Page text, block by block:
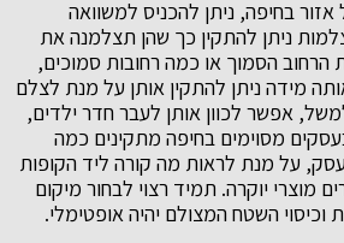
בחיפה, ניתן להכניס למשוואה
ניתן להתקין כך שהן תצלמנה את
הסמוך או כמה רחובות סמוכים,
מידה ניתן להתקין אותן על מנת לצלם
אפשר לכוון אותן לעבר חדר ילדים,
מסוימים בחיפה מתקינים כמה
על מנת לראות מה קורה ליד הקופות
מוצרי יוקרה. תמיד רצוי לבחור מיקום
וכיסוי השטח המצולם יהיה אופטימלי.